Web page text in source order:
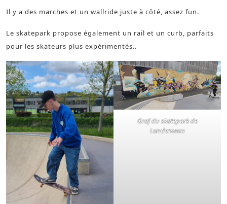
Il y a des marches et un wallride juste à côté, assez fun.
Le skatepark propose également un rail et un curb, parfaits
pour les skateurs plus expérimentés..
Graf du skatepark de
Landerneau